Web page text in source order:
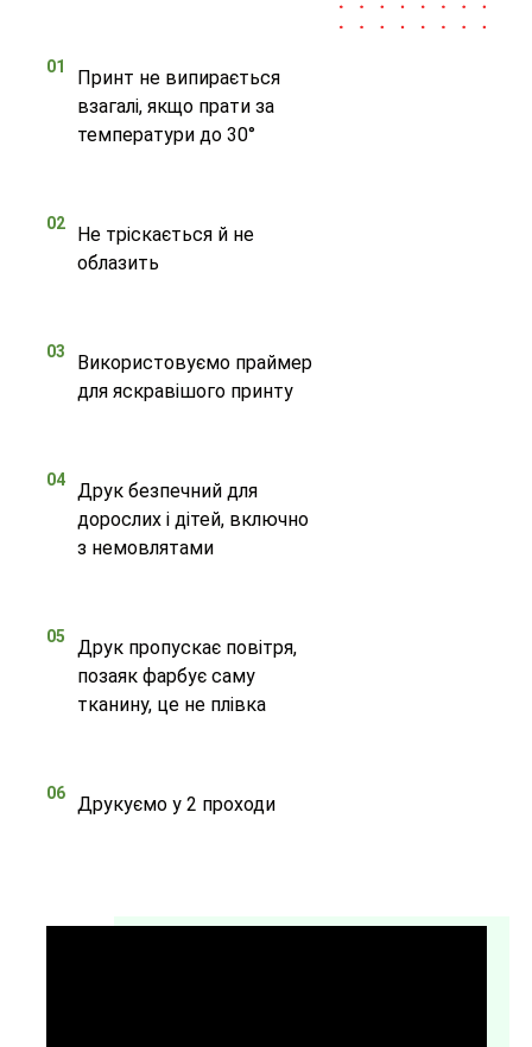
01
Принт не випирається
взагалі, якщо прати за
температури до 30°
02
Не тріскається й не
облазить
03
Використовуємо праймер
для яскравішого принту
04
Друк безпечний для
дорослих і дітей, включно
з немовлятами
05
Друк пропускає повітря,
позаяк фарбує саму
тканину, це не плівка
06 Друкуємо у 2 проходи